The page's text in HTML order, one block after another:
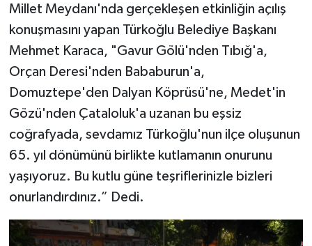
Millet Meydanı'nda gerçekleşen etkinliğin açılış
konuşmasını yapan Türkoğlu Belediye Başkanı
Mehmet Karaca, "Gavur Gölü'nden Tıbığ'a,
Orçan Deresi'nden Bababurun'a,
Domuztepe'den Dalyan Köprüsü'ne, Medet'in
Gözü'nden Çataloluk'a uzanan bu eşsiz
coğrafyada, sevdamız Türkoğlu'nun ilçe oluşunun
65. yıl dönümünü birlikte kutlamanın onurunu
yaşıyoruz. Bu kutlu güne teşriflerinizle bizleri
onurlandırdınız.” Dedi.